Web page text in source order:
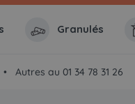
Granulés
Autres au 01 34 78 31 26